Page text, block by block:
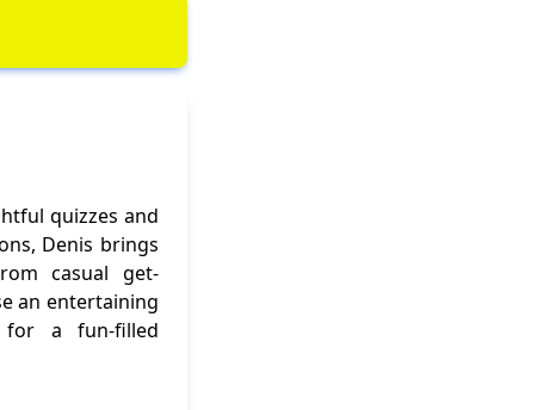
quizzes and
Denis brings
casual get-
an entertaining
for a fun-filled